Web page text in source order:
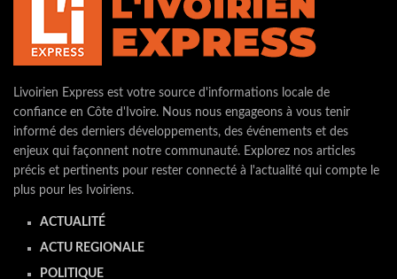
Livoirien Express est votre source d'informations locale de
confiance en Côte d'Ivoire. Nous nous engageons à vous tenir
informé des derniers développements, des événements et des
enjeux qui façonnent notre communauté. Explorez nos articles
précis et pertinents pour rester connecté à l'actualité qui compte le
plus pour les Ivoiriens.
ACTUALITÉ
ACTU REGIONALE
POLITIQUE